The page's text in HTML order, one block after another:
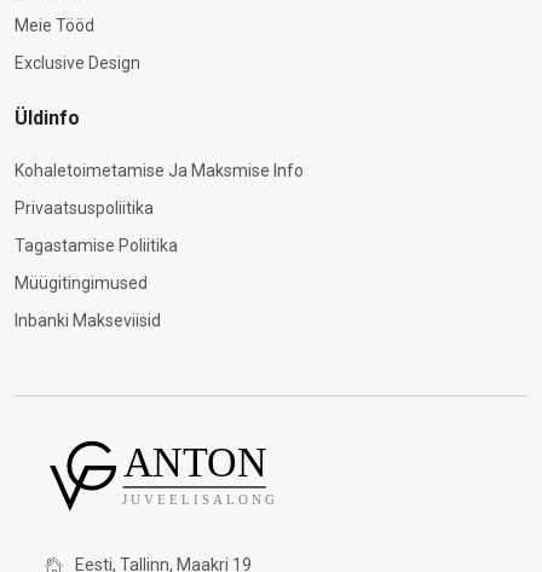
Meie Tööd
Exclusive Design
Üldinfo
Kohaletoimetamise Ja Maksmise Info
Privaatsuspoliitika
Tagastamise Poliitika
Müügitingimused
Inbanki Makseviisid
Eesti, Tallinn, Maakri 19